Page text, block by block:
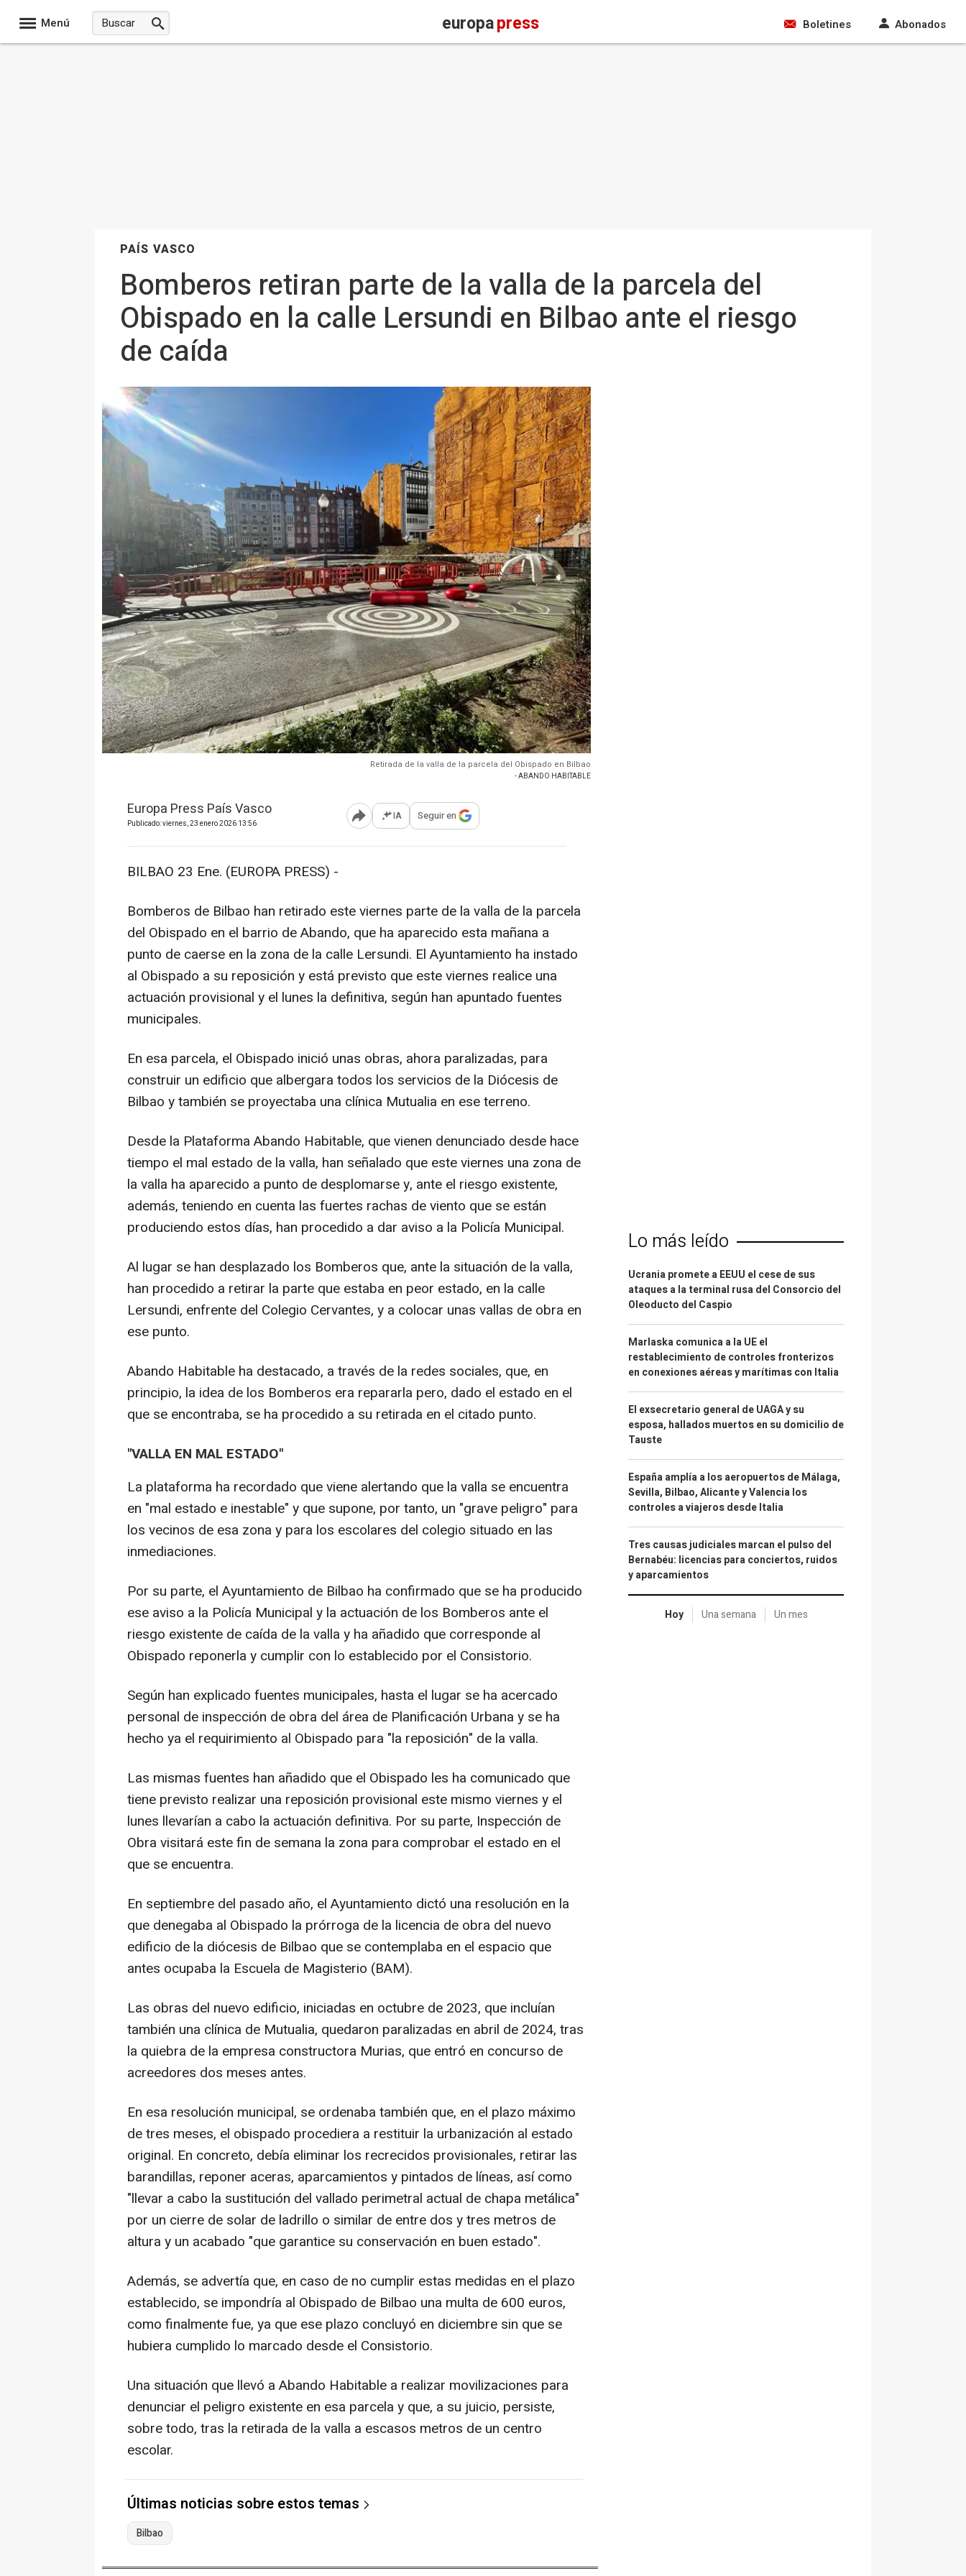
Menú europapress Boletines Abonados
PAÍS VASCO
Bomberos retiran parte de la valla de la parcela del
Obispado en la calle Lersundi en Bilbao ante el riesgo
de caída
Retirada de la valla de la parcela del Obispado en Bilbao
- ABANDO HABITABLE
Europa Press País Vasco
Publicado: viernes, 23 enero 2026 13:56 Abrir opciones para compartir
IA Seguir en
BILBAO 23 Ene. (EUROPA PRESS) -
Bomberos de Bilbao han retirado este viernes parte de la valla de la parcela
del Obispado en el barrio de Abando, que ha aparecido esta mañana a
punto de caerse en la zona de la calle Lersundi. El Ayuntamiento ha instado
al Obispado a su reposición y está previsto que este viernes realice una
actuación provisional y el lunes la definitiva, según han apuntado fuentes
municipales.
En esa parcela, el Obispado inició unas obras, ahora paralizadas, para
construir un edificio que albergara todos los servicios de la Diócesis de
Bilbao y también se proyectaba una clínica Mutualia en ese terreno.
Desde la Plataforma Abando Habitable, que vienen denunciado desde hace
tiempo el mal estado de la valla, han señalado que este viernes una zona de
la valla ha aparecido a punto de desplomarse y, ante el riesgo existente,
además, teniendo en cuenta las fuertes rachas de viento que se están
produciendo estos días, han procedido a dar aviso a la Policía Municipal.
Al lugar se han desplazado los Bomberos que, ante la situación de la valla,
han procedido a retirar la parte que estaba en peor estado, en la calle
Lersundi, enfrente del Colegio Cervantes, y a colocar unas vallas de obra en
ese punto.
Abando Habitable ha destacado, a través de la redes sociales, que, en
principio, la idea de los Bomberos era repararla pero, dado el estado en el
que se encontraba, se ha procedido a su retirada en el citado punto.
"VALLA EN MAL ESTADO"
La plataforma ha recordado que viene alertando que la valla se encuentra
en "mal estado e inestable" y que supone, por tanto, un "grave peligro" para
los vecinos de esa zona y para los escolares del colegio situado en las
inmediaciones.
Por su parte, el Ayuntamiento de Bilbao ha confirmado que se ha producido
ese aviso a la Policía Municipal y la actuación de los Bomberos ante el
riesgo existente de caída de la valla y ha añadido que corresponde al
Obispado reponerla y cumplir con lo establecido por el Consistorio.
Según han explicado fuentes municipales, hasta el lugar se ha acercado
personal de inspección de obra del área de Planificación Urbana y se ha
hecho ya el requirimiento al Obispado para "la reposición" de la valla.
Las mismas fuentes han añadido que el Obispado les ha comunicado que
tiene previsto realizar una reposición provisional este mismo viernes y el
lunes llevarían a cabo la actuación definitiva. Por su parte, Inspección de
Obra visitará este fin de semana la zona para comprobar el estado en el
que se encuentra.
En septiembre del pasado año, el Ayuntamiento dictó una resolución en la
que denegaba al Obispado la prórroga de la licencia de obra del nuevo
edificio de la diócesis de Bilbao que se contemplaba en el espacio que
antes ocupaba la Escuela de Magisterio (BAM).
Las obras del nuevo edificio, iniciadas en octubre de 2023, que incluían
también una clínica de Mutualia, quedaron paralizadas en abril de 2024, tras
la quiebra de la empresa constructora Murias, que entró en concurso de
acreedores dos meses antes.
En esa resolución municipal, se ordenaba también que, en el plazo máximo
de tres meses, el obispado procediera a restituir la urbanización al estado
original. En concreto, debía eliminar los recrecidos provisionales, retirar las
barandillas, reponer aceras, aparcamientos y pintados de líneas, así como
"llevar a cabo la sustitución del vallado perimetral actual de chapa metálica"
por un cierre de solar de ladrillo o similar de entre dos y tres metros de
altura y un acabado "que garantice su conservación en buen estado".
Además, se advertía que, en caso de no cumplir estas medidas en el plazo
establecido, se impondría al Obispado de Bilbao una multa de 600 euros,
como finalmente fue, ya que ese plazo concluyó en diciembre sin que se
hubiera cumplido lo marcado desde el Consistorio.
Una situación que llevó a Abando Habitable a realizar movilizaciones para
denunciar el peligro existente en esa parcela y que, a su juicio, persiste,
sobre todo, tras la retirada de la valla a escasos metros de un centro
escolar.
Últimas noticias sobre estos temas
Bilbao
Lo más leído
Ucrania promete a EEUU el cese de sus
ataques a la terminal rusa del Consorcio del
Oleoducto del Caspio
Marlaska comunica a la UE el
restablecimiento de controles fronterizos
en conexiones aéreas y marítimas con Italia
El exsecretario general de UAGA y su
esposa, hallados muertos en su domicilio de
Tauste
España amplía a los aeropuertos de Málaga,
Sevilla, Bilbao, Alicante y Valencia los
controles a viajeros desde Italia
Tres causas judiciales marcan el pulso del
Bernabéu: licencias para conciertos, ruidos
y aparcamientos
Hoy Una semana Un mes